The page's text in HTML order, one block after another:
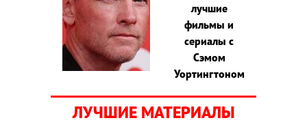
лучшие
фильмы и
сериалы с
Сэмом
Уортингтоном
ЛУЧШИЕ МАТЕРИАЛЫ